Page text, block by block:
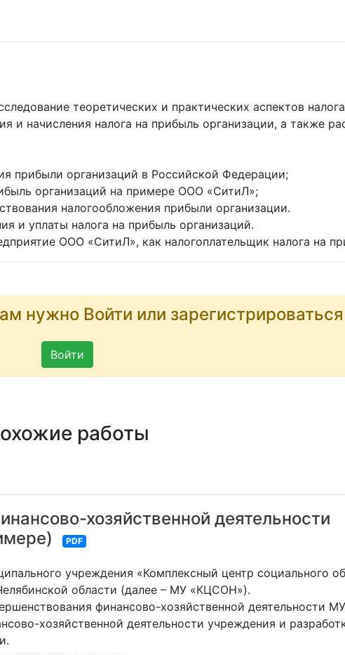
теоретических и практических аспектов
и начисления налога на прибыль организации, а также
прибыли организаций в Российской Федерации;
организаций на примере ООО «СитиЛ»;
налогообложения прибыли организации.
и уплаты налога на прибыль организаций.
ООО «СитиЛ», как налогоплательщик налога на
нужно Войти или зарегистрироваться
Войти
работы
хозяйственной деятельности
PDF
учреждения «Комплексный центр социального
области (далее – МУ «КЦСОН»).
финансово-хозяйственной деятельности
хозяйственной деятельности учреждения и